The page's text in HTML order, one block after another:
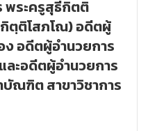
พระครูสุธีกิตติ
ตฺติโสภโณ) อดีตผู้
ง อดีตผู้อำนวยการ
ะอดีตผู้อำนวยการ
ณฑิต สาขาวิชาการ